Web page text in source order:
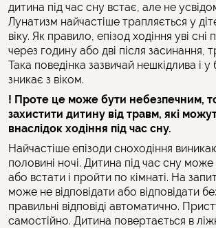
дитина під час сну встає, але не
Лунатизм найчастіше трапляється у
віку. Як правило, епізод ходіння уві сні
через годину або дві після засинання,
Така поведінка зазвичай нешкідлива і у
зникає з віком.
! Проте це може бути небезпечним,
захистити дитину від травм, які
внаслідок ходіння під час сну.
Найчастіше епізоди сноходіння
половині ночі. Дитина під час сну може
або встати і пройти по кімнаті. На
може не відповідати або відповідати
правильні відповіді автоматично.
самостійно. Дитина повертається в